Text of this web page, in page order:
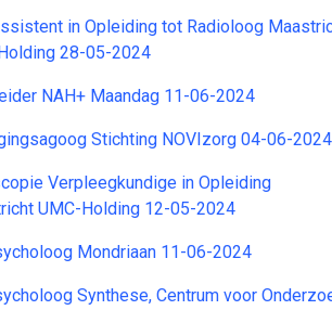
in Opleiding tot Radioloog
28-05-2024
NAH+ Maandag 11-06-2024
Stichting NOVIzorg 04-06-2024
Verpleegkundige in Opleiding
UMC-Holding 12-05-2024
Mondriaan 11-06-2024
Synthese, Centrum voor